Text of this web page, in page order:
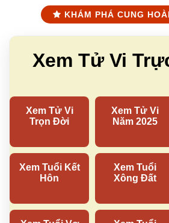
KHÁM PHÁ CUNG